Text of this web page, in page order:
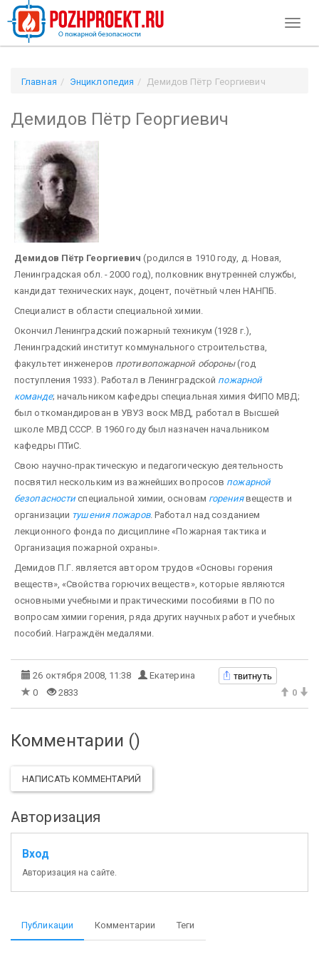
Главная Энциклопедия Демидов Пётр Георгиевич
Демидов Пётр Георгиевич
Демидов Пётр Георгиевич (родился в 1910 году, д. Новая,
Ленинградская обл. - 2000 год), полковник внутренней службы,
кандидат технических наук, доцент, почётный член НАНПБ.
Специалист в области специальной химии.
Окончил Ленинградский пожарный техникум (1928 г.),
Ленинградский институт коммунального строительства,
факультет инженеров противопожарной обороны(год
поступления 1933). Работал в Ленинградской пожарной
команде; начальником кафедры специальная химия ФИПО МВД;
был откомандирован в УВУЗ воск МВД, работал в Высшей
школе МВД СССР. В 1960 году был назначен начальником
кафедры ПТиС.
Свою научно-практическую и педагогическую деятельность
посвятил нескольким из важнейших вопросов пожарной
безопасностиспециальной химии, основам горениявеществ и
организации тушения пожаров. Работал над созданием
лекционного фонда по дисциплине «Пожарная тактика и
Организация пожарной охраны».
Демидов П.Г. является автором трудов «Основы горения
веществ», «Свойства горючих веществ», которые являются
основными учебными и практическими пособиями в ПО по
вопросам химии горения, ряда других научных работ и учебных
пособий. Награждён медалями.
26 октября 2008, 11:38 Екатерина твитнуть
0 2833 0
Комментарии ()
НАПИСАТЬ КОММЕНТАРИЙ
Авторизация
Вход
Авторизация на сайте.
Публикации Комментарии Теги